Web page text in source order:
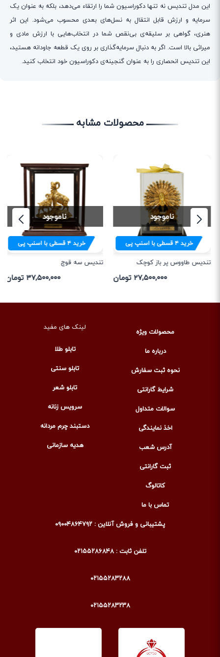
این مدل تندیس نه تنها دکوراسیون شما را ارتقاء می‌دهد، بلکه به عنوان یک
سرمایه و ارزش قابل انتقال به نسل‌های بعدی محسوب می‌شود. این اثر
هنری، گواهی بر سلیقه‌ی بی‌نقص شما در انتخاب‌هایی با ارزش مادی و
میراثی بالا است. اگر به دنبال سرمایه‌گذاری بر روی یک قطعه جاودانه هستید،
این تندیس انحصاری را به عنوان گنجینه‌ی دکوراسیون خود انتخاب کنید.
محصولات مشابه
خرید۴قسطی با اسنپ پی
تندیس طاووس پر باز کوچک
۲۷,۵۰۰,۰۰۰ تومان
ناموجود
خرید۴قسطی با اسنپ پی
تندیس سه قوچ
۳۷,۵۰۰,۰۰۰ تومان
ناموجود
محصولات ویژه
درباره ما
نحوه ثبت سفارش
شرایط گارانتی
سوالات متداول
اخذ نمایندگی
آدرس شعب
ثبت گارانتی
کاتالوگ
تماس با ما
لینک های مفید
تابلو طلا
تابلو سنتی
تابلو شعر
سرویس زنانه
دستبند چرم مردانه
هدیه سازمانی
پشتیبانی و فروش آنلاین : ۰۹۰۰۴۸۶۴۷۹۲
تلفن ثابت : ۰۲۱۵۵۲۸۶۸۴۸
۰۲۱۵۵۲۸۳۲۸۸
۰۲۱۵۵۲۸۳۲۳۸